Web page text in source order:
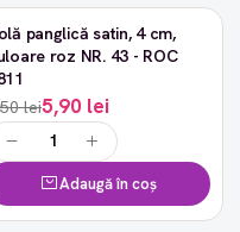
-9% panglică satin, 4 cm,
roz NR. 43 - ROC
lei5,90 lei
Adaugă în coș